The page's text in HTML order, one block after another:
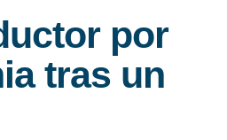
por
tras un